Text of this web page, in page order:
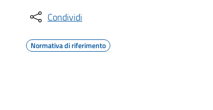
Condividi
Normativa di riferimento